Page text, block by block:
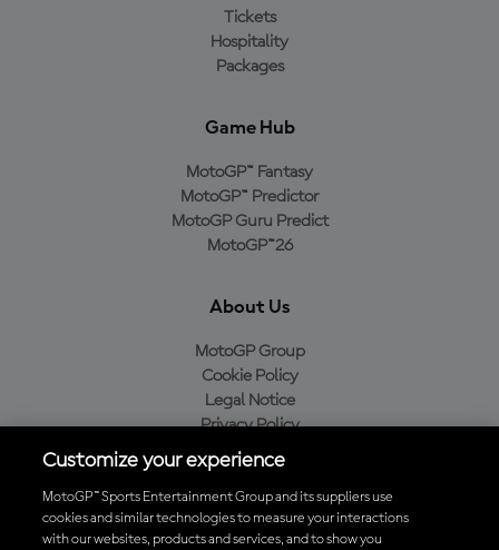
Tickets
Hospitality
Packages
Game Hub
MotoGP™ Fantasy
MotoGP™ Predictor
MotoGP Guru Predict
MotoGP™26
About Us
MotoGP Group
Cookie Policy
Legal Notice
Privacy Policy
Purchase Policy
Baixe o aplicativo oficial da MotoGP™
Customize your experience
MotoGP™ Sports Entertainment Group and its suppliers use
cookies and similar technologies to measure your interactions
with our websites, products and services, and to show you